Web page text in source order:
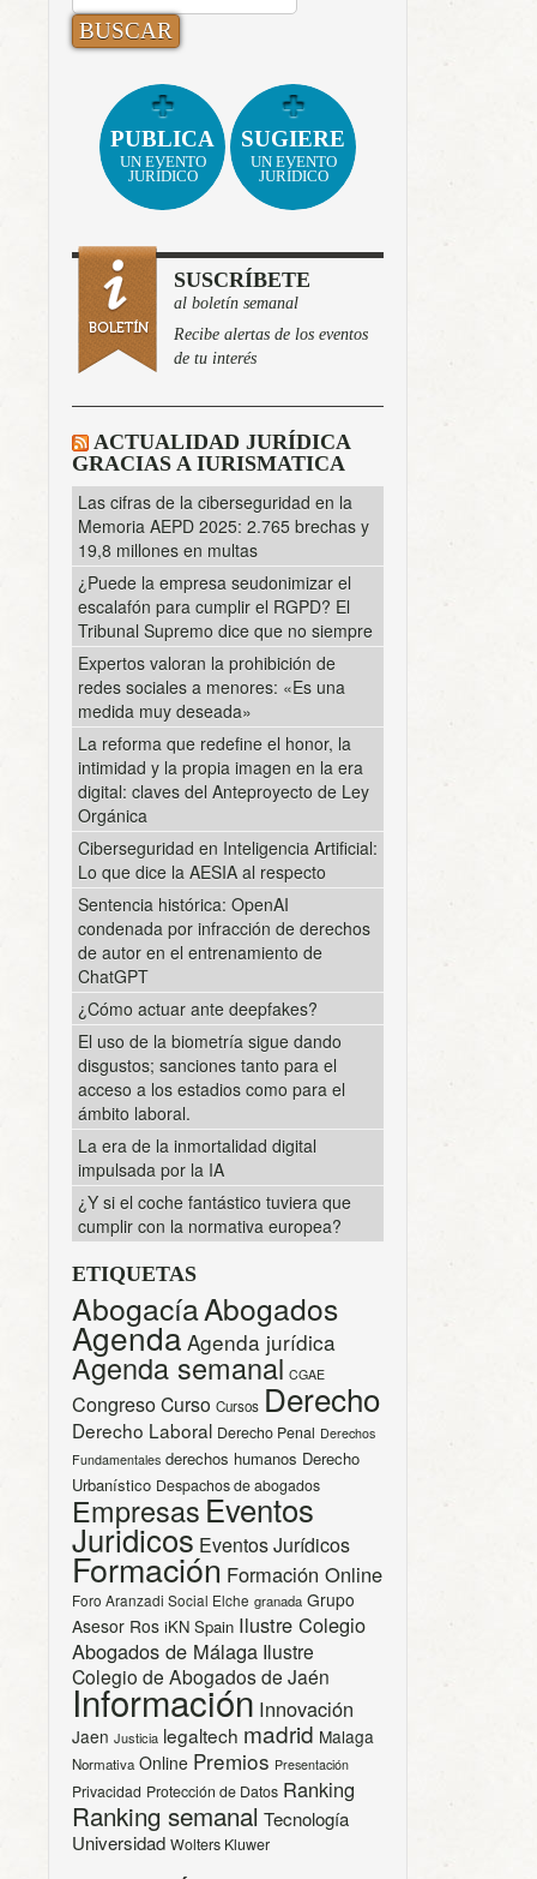
PUBLICA
UN EVENTO
JURÍDICO
SUGIERE
UN EVENTO
JURÍDICO
SUSCRÍBETE
al boletín semanal
Recibe alertas de los eventos
de tu interés
ACTUALIDAD JURÍDICA
GRACIAS A IURISMATICA
Las cifras de la ciberseguridad en la
Memoria AEPD 2025: 2.765 brechas y
19,8 millones en multas
¿Puede la empresa seudonimizar el
escalafón para cumplir el RGPD? El
Tribunal Supremo dice que no siempre
Expertos valoran la prohibición de
redes sociales a menores: «Es una
medida muy deseada»
La reforma que redefine el honor, la
intimidad y la propia imagen en la era
digital: claves del Anteproyecto de Ley
Orgánica
Ciberseguridad en Inteligencia Artificial:
Lo que dice la AESIA al respecto
Sentencia histórica: OpenAI
condenada por infracción de derechos
de autor en el entrenamiento de
ChatGPT
¿Cómo actuar ante deepfakes?
El uso de la biometría sigue dando
disgustos; sanciones tanto para el
acceso a los estadios como para el
ámbito laboral.
La era de la inmortalidad digital
impulsada por la IA
¿Y si el coche fantástico tuviera que
cumplir con la normativa europea?
ETIQUETAS
AbogacíaAbogados
Agenda Agenda jurídica
Agenda semanal CGAE
CongresoCurso Cursos Derecho
Derecho Laboral Derecho Penal Derechos
Fundamentales derechos humanos Derecho
Urbanístico Despachos de abogados
Empresas Eventos
Juridicos Eventos Jurídicos
Formación Formación Online
Foro Aranzadi Social Elche granada Grupo
Asesor Ros iKN Spain Ilustre Colegio
Abogados de Málaga Ilustre
Colegio de Abogados de Jaén
Información Innovación
Jaen Justicia legaltech madrid Malaga
Normativa Online Premios Presentación
Privacidad Protección de Datos Ranking
Ranking semanal Tecnología
Universidad Wolters Kluwer